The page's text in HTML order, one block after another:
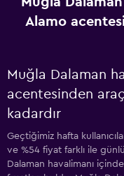
Alamo
Muğla Dalaman
acentesinden
kadardır
Geçtiğimiz hafta
ve %54 fiyat farklı ile
Dalaman havalimanı